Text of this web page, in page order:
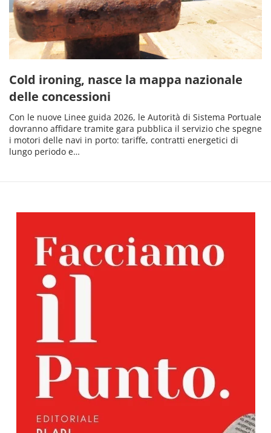
Cold ironing, nasce la mappa nazionale
delle concessioni
Con le nuove Linee guida 2026, le Autorità di Sistema Portuale
dovranno affidare tramite gara pubblica il servizio che spegne
i motori delle navi in porto: tariffe, contratti energetici di
lungo periodo e…